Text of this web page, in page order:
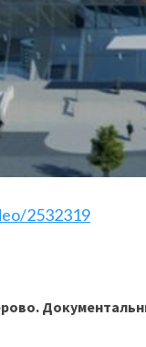
2532319